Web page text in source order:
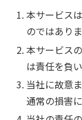
本サービス
のではありま
本サービス
は責任を負
当社に故意
通常の損害